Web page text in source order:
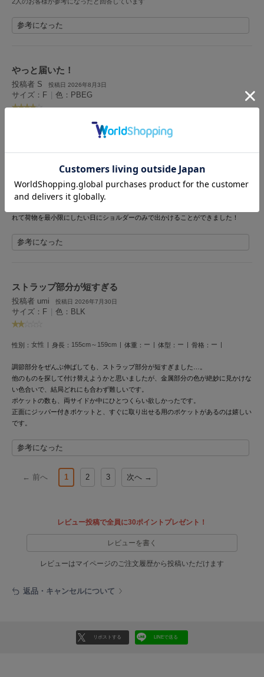
LILY BROWN
リリーブラウン
LITTLE UNION TOKYO
リトルユニオン トウキョウ
MICHU COQUETTE
ミースロエ
miies miim
ミーエスミーム
MOIGE
モワージュ
ミュシャ
NEW Balance
ニューバランス
nezu
オン
参考になった
やっと届いた！
投稿者 S 投稿日 2026年8月3日
サイズ：F 色：PBEG
175cm～179cm 体重：ー 体型：
たが少し短いもののギリギリななめがけできる長さでよかったです！
もう少し長いとうれしいです。
チャックの部分に小さめのお財布と小さめのモバイルバッテリーを入れ、保冷部分
れて荷物を最小限にしたい日にショルダーのみで出かけることができました！
参考になった
ストラップ部分が短すぎる
投稿者 umi 投稿日 2026年7月30日
サイズ：F 色：BLK
性別： 女性 身長： 155cm～159cm 体重： ー 体型： ー 骨格： ー
調節部分をぜんぶ伸ばしても、ストラップ部分が短すぎました…。
他のものを探して付け替えようかと思いましたが、金属部分の色が絶妙に見かけな
い色合いで、結局どれにも合わず難しいです。
ポケットの数も、両サイドか中にひとつくらい欲しかったです。
正面にジッパー付きポケットと、すぐに取り出せる用のポケットがあるのは嬉しい
です。
参考になった
← 前へ 1 2 3 次へ →
レビュー投稿で全員に30ポイントプレゼント！
レビューを書く
レビューはマイページのご注文履歴から投稿いただけます
返品・キャンセルについて
リポストする LINEで送る